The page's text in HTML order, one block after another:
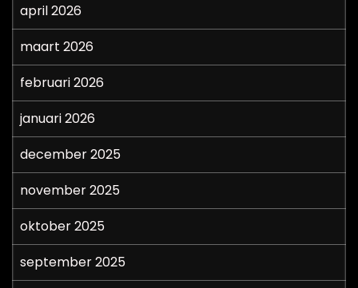
april 2026
maart 2026
februari 2026
januari 2026
december 2025
november 2025
oktober 2025
september 2025